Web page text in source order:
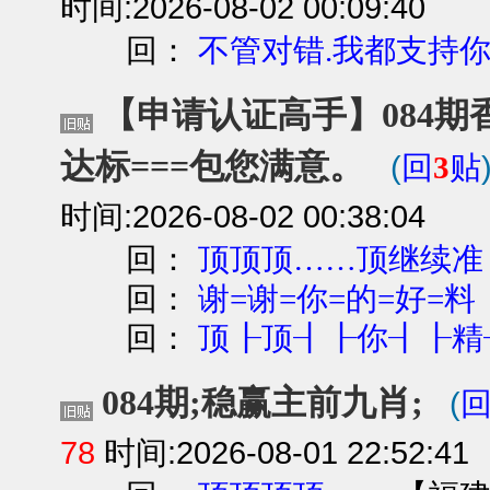
回：不管对错.我都支持
【申请认证高手】084
达标===包您满意。
(回3贴
时间:2026-08-02 00:38:04
回：顶顶顶……顶继续准
回：谢=谢=你=的=好=料
回：顶┠顶┨┠你┨┠
084期;稳赢主前九肖; (
78 时间:2026-08-01 22:52:41